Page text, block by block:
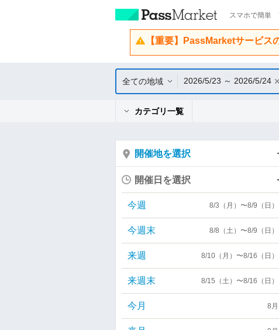
スマホで簡単
【重要】PassMarketサービス
全ての地域 2026/5/23 ～ 2026/5/24
カテゴリ一覧
開催地を選択
開催日を選択
今週 8/3（月）〜8/9（日）
今週末 8/8（土）〜8/9（日）
来週 8/10（月）〜8/16（日）
来週末 8/15（土）〜8/16（日）
今月 8月